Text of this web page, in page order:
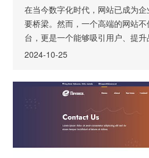
在当今数字化时代，网站已成为
要桥梁。然而，一个高端的网站
台，更是一个能够吸引用户、提
实现这一目标，交互设计成为了
如何通过杰出的交互设计来打造
一个网站成功与否的关键因素之一
2024-10-25